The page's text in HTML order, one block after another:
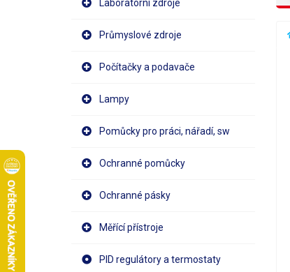
Laboratorní zdroje
Průmyslové zdroje
Počítačky a podavače
Lampy
Pomůcky pro práci, nářadí, sw
Ochranné pomůcky
Ochranné pásky
Měřící přístroje
PID regulátory a termostaty